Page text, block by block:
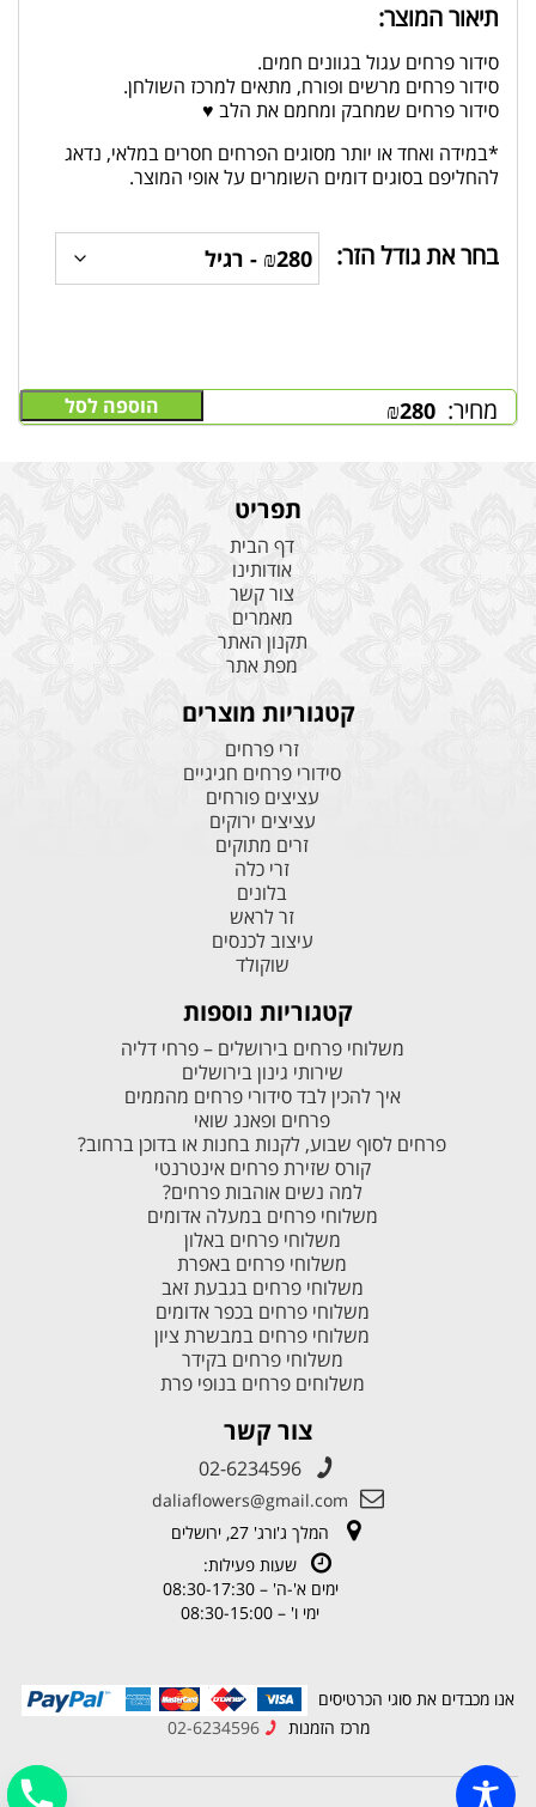
תיאור המוצר:
סידור פרחים עגול בגוונים חמים.
סידור פרחים מרשים ופורח, מתאים למרכז השולחן.
סידור פרחים שמחבק ומחמם את הלב ♥
*במידה ואחד או יותר מסוגים הפרחים חסרים במלאי, נדאג
להחליפם בסוגים דומים השומרים על אופי המוצר.
בחר את גודל הזר:
מחיר: ₪280 הוספה לסל
תפריט
דף הבית
אודותינו
צור קשר
מאמרים
תקנון האתר
מפת אתר
קטגוריות מוצרים
זרי פרחים
סידורי פרחים חגיגיים
עציצים פורחים
עציצים ירוקים
זרים מתוקים
זרי כלה
בלונים
זר לראש
עיצוב לכנסים
שוקולד
קטגוריות נוספות
משלוחי פרחים בירושלים – פרחי דליה
שירותי גינון בירושלים
איך להכין לבד סידורי פרחים מהממים
פרחים ופאנג שואי
פרחים לסוף שבוע, לקנות בחנות או בדוכן ברחוב?
קורס שזירת פרחים אינטרנטי
למה נשים אוהבות פרחים?
משלוחי פרחים במעלה אדומים
משלוחי פרחים באלון
משלוחי פרחים באפרת
משלוחי פרחים בגבעת זאב
משלוחי פרחים בכפר אדומים
משלוחי פרחים במבשרת ציון
משלוחי פרחים בקידר
משלוחים פרחים בנופי פרת
צור קשר
02-6234596
daliaflowers@gmail.com
המלך ג'ורג' 27, ירושלים
שעות פעילות:
ימים א'-ה' – 08:30-17:30
ימי ו' – 08:30-15:00
אנו מכבדים את סוגי הכרטיסים
מרכז הזמנות
02-6234596